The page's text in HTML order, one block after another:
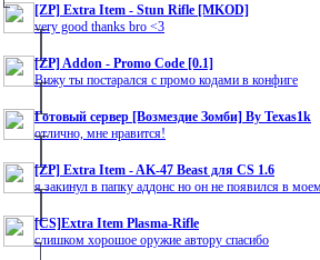
[ZP] Extra Item - Stun Rifle [MKOD]
very good thanks bro <3
[ZP] Addon - Promo Code [0.1]
Вижу ты постарался с промо кодами в конфиге
Готовый сервер [Возмездие Зомби] By Texas1k
отлично, мне нравится!
[ZP] Extra Item - AK-47 Beast для CS 1.6
я закинул в папку аддонс но он не появился в
[CS]Extra Item Plasma-Rifle
слишком хорошое оружие автору спасибо